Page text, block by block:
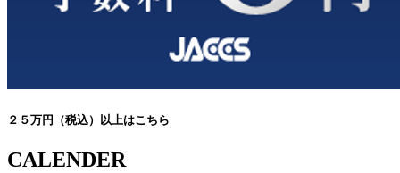
２５万円（税込）以上はこちら
CALENDER